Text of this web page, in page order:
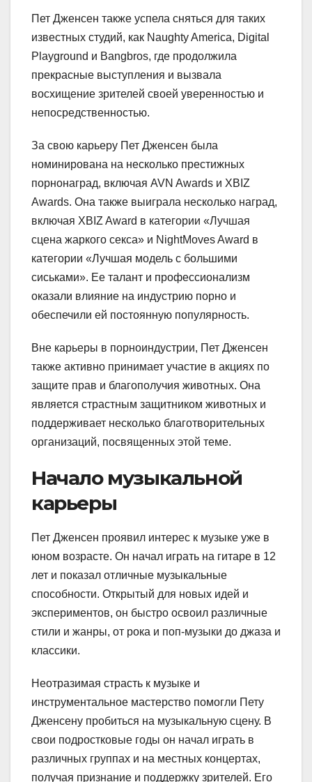
Пет Дженсен также успела сняться для таких
известных студий, как Naughty America, Digital
Playground и Bangbros, где продолжила
прекрасные выступления и вызвала
восхищение зрителей своей уверенностью и
непосредственностью.
За свою карьеру Пет Дженсен была
номинирована на несколько престижных
порнонаград, включая AVN Awards и XBIZ
Awards. Она также выиграла несколько наград,
включая XBIZ Award в категории «Лучшая
сцена жаркого секса» и NightMoves Award в
категории «Лучшая модель с большими
сиськами». Ее талант и профессионализм
оказали влияние на индустрию порно и
обеспечили ей постоянную популярность.
Вне карьеры в порноиндустрии, Пет Дженсен
также активно принимает участие в акциях по
защите прав и благополучия животных. Она
является страстным защитником животных и
поддерживает несколько благотворительных
организаций, посвященных этой теме.
Начало музыкальной
карьеры
Пет Дженсен проявил интерес к музыке уже в
юном возрасте. Он начал играть на гитаре в 12
лет и показал отличные музыкальные
способности. Открытый для новых идей и
экспериментов, он быстро освоил различные
стили и жанры, от рока и поп-музыки до джаза и
классики.
Неотразимая страсть к музыке и
инструментальное мастерство помогли Пету
Дженсену пробиться на музыкальную сцену. В
свои подростковые годы он начал играть в
различных группах и на местных концертах,
получая признание и поддержку зрителей. Его